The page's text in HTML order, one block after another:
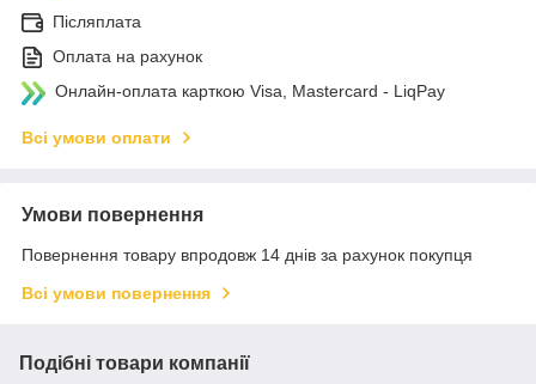
Післяплата
Оплата на рахунок
Онлайн-оплата карткою Visa, Mastercard - LiqPay
Всі умови оплати
Умови повернення
Повернення товару впродовж 14 днів за рахунок покупця
Всі умови повернення
Подібні товари компанії